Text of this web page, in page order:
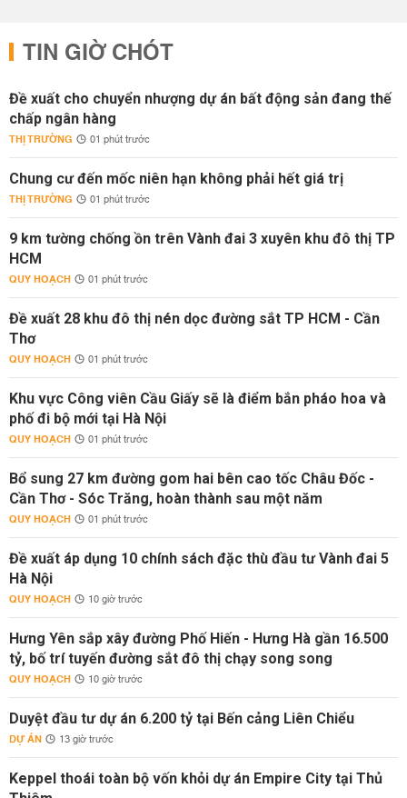
TIN GIỜ CHÓT
Đề xuất cho chuyển nhượng dự án bất động sản đang thế
chấp ngân hàng
THỊ TRƯỜNG 01 phút trước
Chung cư đến mốc niên hạn không phải hết giá trị
THỊ TRƯỜNG 01 phút trước
9 km tường chống ồn trên Vành đai 3 xuyên khu đô thị TP
HCM
QUY HOẠCH 01 phút trước
Đề xuất 28 khu đô thị nén dọc đường sắt TP HCM - Cần
Thơ
QUY HOẠCH 01 phút trước
Khu vực Công viên Cầu Giấy sẽ là điểm bắn pháo hoa và
phố đi bộ mới tại Hà Nội
QUY HOẠCH 01 phút trước
Bổ sung 27 km đường gom hai bên cao tốc Châu Đốc -
Cần Thơ - Sóc Trăng, hoàn thành sau một năm
QUY HOẠCH 01 phút trước
Đề xuất áp dụng 10 chính sách đặc thù đầu tư Vành đai 5
Hà Nội
QUY HOẠCH 10 giờ trước
Hưng Yên sắp xây đường Phố Hiến - Hưng Hà gần 16.500
tỷ, bố trí tuyến đường sắt đô thị chạy song song
QUY HOẠCH 10 giờ trước
Duyệt đầu tư dự án 6.200 tỷ tại Bến cảng Liên Chiểu
DỰ ÁN 13 giờ trước
Keppel thoái toàn bộ vốn khỏi dự án Empire City tại Thủ